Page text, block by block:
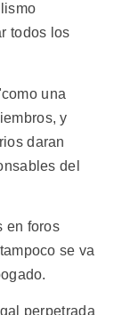
todos los
una
y
daran
del
en foros
se va
perpetrada